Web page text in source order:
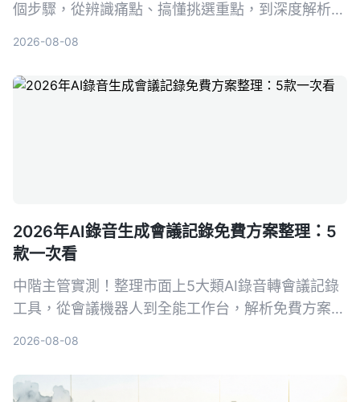
個步驟，從辨識痛點、搞懂挑選重點，到深度解析首
的會議記錄幫手，再也不怕漏掉關鍵決策。
2026-08-08
2026年AI錄音生成會議記錄免費方案整理：5
款一次看
中階主管實測！整理市面上5大類AI錄音轉會議記錄
工具，從會議機器人到全能工作台，解析免費方案與
2026-08-08